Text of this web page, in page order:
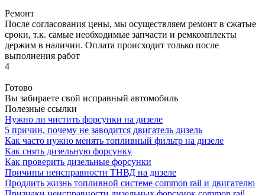
Ремонт
После согласования цены, мы осуществляем ремонт в сжатые
сроки, т.к. самые необходимые запчасти и ремкомплекты
держим в наличии. Оплата происходит только после
выполнения работ
4
Готово
Вы забираете свой исправный автомобиль
Полезные ссылки
Нужно ли чистить форсунки на дизеле
5 причин, почему не заводится двигатель дизель
Как часто нужно менять топливный фильтр на дизеле
Как снять дизельную форсунку
Как проверить дизельные форсунки
Причины неисправности ТНВД на дизеле
Продлить жизнь топливной системе common rail и двигателю